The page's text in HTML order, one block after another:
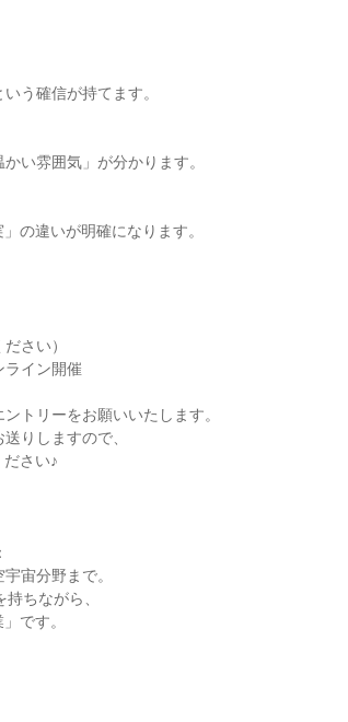
う確信が持てます。
い雰囲気」が分かります。
の違いが明確になります。
さい）
ライン開催
トリーをお願いいたします。
りしますので、
さい♪
宙分野まで。
ちながら、
です。